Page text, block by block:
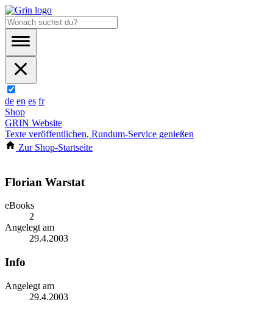
de en es fr
Shop
GRIN Website
Texte veröffentlichen, Rundum-Service genießen
Zur Shop-Startseite
Florian Warstat
eBooks
2
Angelegt am
29.4.2003
Info
Angelegt am
29.4.2003